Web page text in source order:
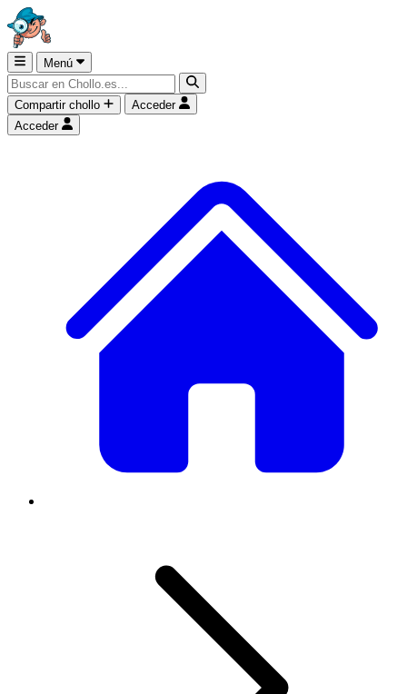
Menú
Compartir chollo
Acceder
Acceder